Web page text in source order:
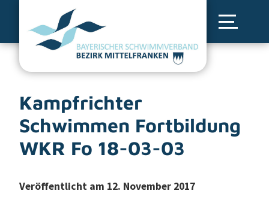
Kampfrichter
Schwimmen Fortbildung
WKR Fo 18-03-03
Veröffentlicht am 12. November 2017